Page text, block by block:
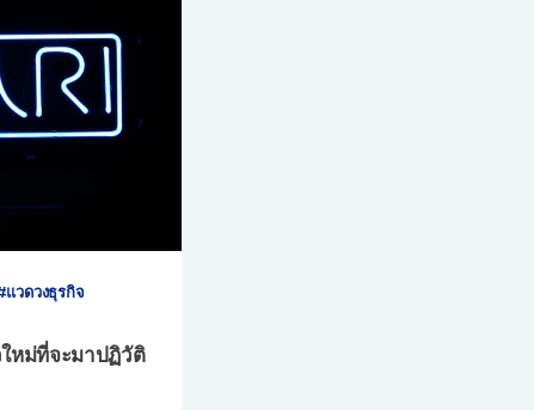
แวดวงธุรกิจ
หม่ที่จะมาปฏิวัติ